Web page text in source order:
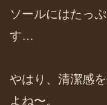
ソールにはたっ
す…
やはり、清潔感
よね〜。